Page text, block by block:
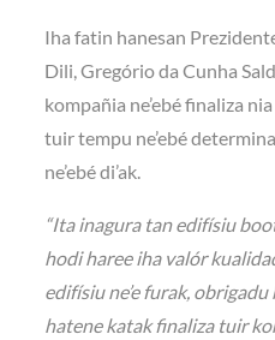
Iha fatin hanesan
Dili, Gregório da Cunha
kompañia ne’ebé finaliza
tuir tempu ne’ebé
ne’ebé di’ak.
“Ita inagura tan edifísiu
hodi haree iha valór
edifísiu ne’e furak,
hatene katak finaliza tuir